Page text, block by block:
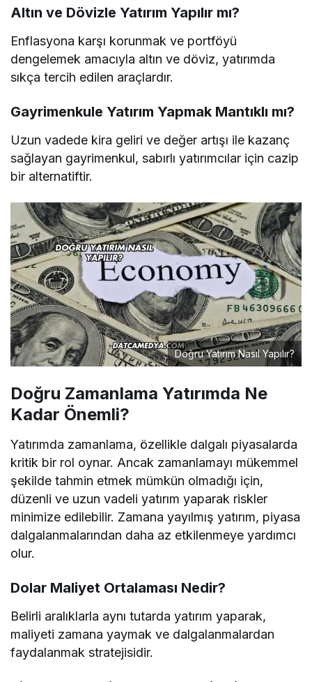
Altın ve Dövizle Yatırım Yapılır mı?
Enflasyona karşı korunmak ve portföyü
dengelemek amacıyla altın ve döviz, yatırımda
sıkça tercih edilen araçlardır.
Gayrimenkule Yatırım Yapmak Mantıklı mı?
Uzun vadede kira geliri ve değer artışı ile kazanç
sağlayan gayrimenkul, sabırlı yatırımcılar için cazip
bir alternatiftir.
Doğru Yatırım Nasıl Yapılır?
Doğru Zamanlama Yatırımda Ne
Kadar Önemli?
Yatırımda zamanlama, özellikle dalgalı piyasalarda
kritik bir rol oynar. Ancak zamanlamayı mükemmel
şekilde tahmin etmek mümkün olmadığı için,
düzenli ve uzun vadeli yatırım yaparak riskler
minimize edilebilir. Zamana yayılmış yatırım, piyasa
dalgalanmalarından daha az etkilenmeye yardımcı
olur.
Dolar Maliyet Ortalaması Nedir?
Belirli aralıklarla aynı tutarda yatırım yaparak,
maliyeti zamana yaymak ve dalgalanmalardan
faydalanmak stratejisidir.